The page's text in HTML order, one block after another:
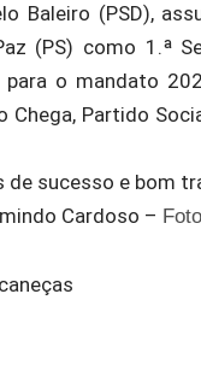
Baleiro (PSD),
(PS) como 1.ª
para o mandato
Chega, Partido
sucesso e bom
Cardoso –